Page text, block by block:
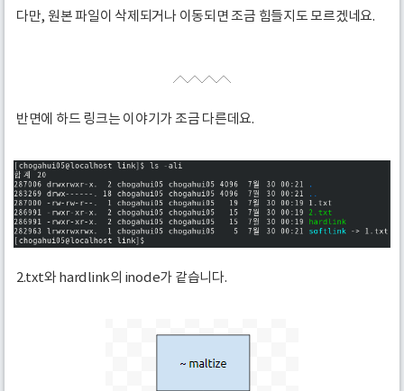
다만, 원본 파일이 삭제되거나 이동되면 조금 힘들지도 모르겠네요.
반면에 하드 링크는 이야기가 조금 다른데요.
2.txt와 hardlink의 inode가 같습니다.